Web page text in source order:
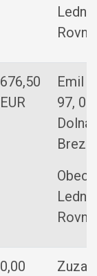
Rovne
676,50
EUR
Emil
97,
Dolná
Obec
Rovne
0,00